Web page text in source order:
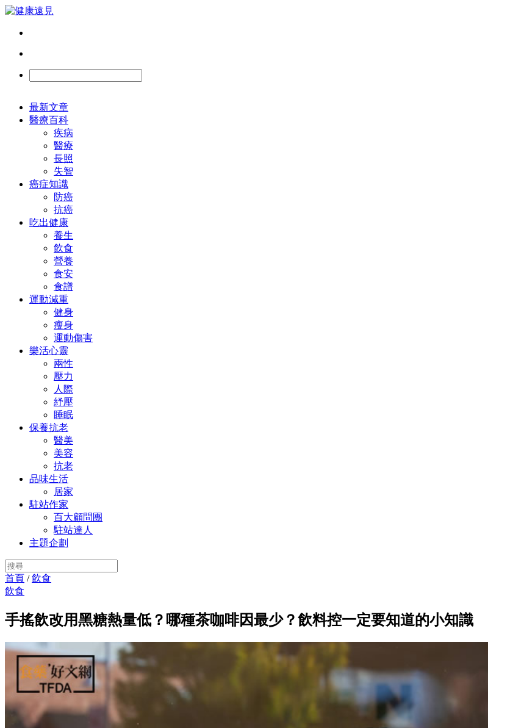
最新文章
醫療百科
疾病
醫療
長照
失智
癌症知識
防癌
抗癌
吃出健康
養生
飲食
營養
食安
食譜
運動減重
健身
瘦身
運動傷害
樂活心靈
兩性
壓力
人際
紓壓
睡眠
保養抗老
醫美
美容
抗老
品味生活
居家
駐站作家
百大顧問團
駐站達人
主題企劃
首頁 /飲食
飲食
手搖飲改用黑糖熱量低？哪種茶咖啡因最少？飲料控一定要知道的小知識